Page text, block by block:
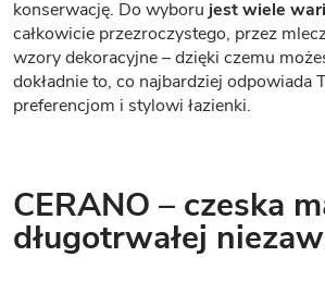
konserwację. Do wyboru jest wiele
całkowicie przezroczystego, przez
wzory dekoracyjne – dzięki czemu
dokładnie to, co najbardziej odpowiada
preferencjom i stylowi łazienki.
CERANO – czeska
długotrwałej